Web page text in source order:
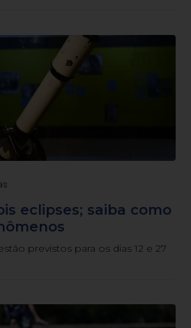
eclipses; saiba como
previstos para os dias 12 e 27